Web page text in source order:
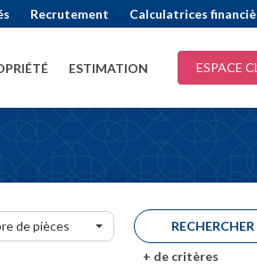
Recrutement Calculatrices
ESTIMATION ESPACE
de pièces
+ de critères